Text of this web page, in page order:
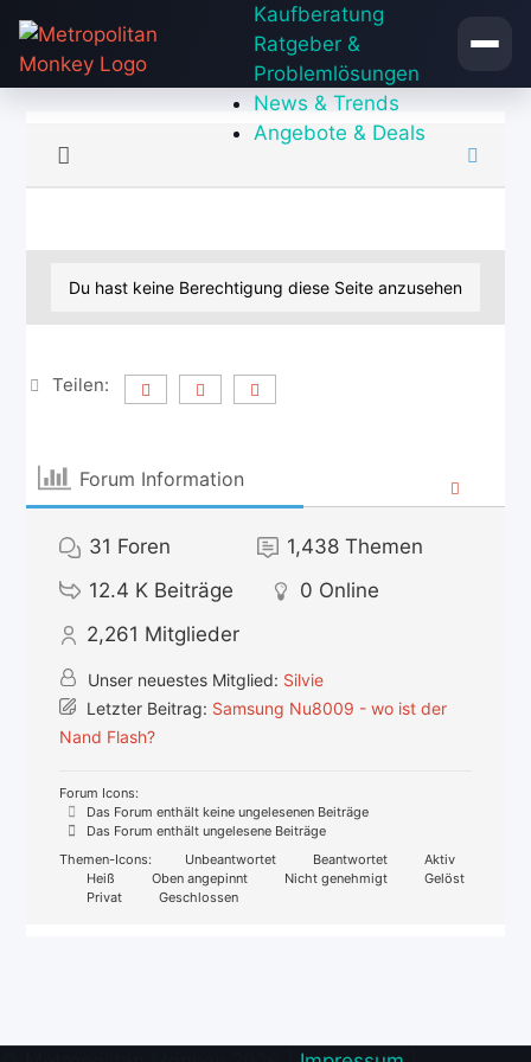
Inhalt
springen
Kaufberatung
Ratgeber &
Problemlösungen
News & Trends
Angebote & Deals
Du hast keine Berechtigung diese Seite anzusehen
Teilen:
Forum Information
31 Foren 1,438 Themen
12.4 K Beiträge 0 Online
2,261 Mitglieder
Unser neuestes Mitglied: Silvie
Letzter Beitrag: Samsung Nu8009 - wo ist der
Nand Flash?
Forum Icons:
Das Forum enthält keine ungelesenen Beiträge
Das Forum enthält ungelesene Beiträge
Themen-Icons:
Unbeantwortet Beantwortet
Aktiv
Heiß
Oben angepinnt Nicht genehmigt
Gelöst
Privat
Geschlossen